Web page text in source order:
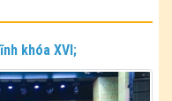
khóa XVI;